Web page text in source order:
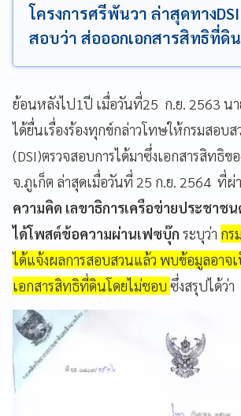
โครงการศรีพันวา ล่าสุดทาง
สอบว่า ส่อออกเอกสารสิทธิที่ดิ
ย้อนหลังไป1ปี เมื่อวันที่25 ก.ย. 2563 นา
ได้ยื่นเรื่องร้องทุกข์กล่าวโทษให้กรมสอบ
(DSI)ตรวจสอบการได้มาซึ่งเอกสารสิทธิข
จ.ภูเก็ต ล่าสุดเมื่อวันที่ 25 ก.ย. 2564 ที่ผ่
ความคิด เลขาธิการเครือข่ายประชาช
ได้โพสต์ข้อความผ่านเฟซบุ๊ก ระบุว่า กร
ได้แจ้งผลการสอบสวนแล้ว พบข้อมูลอาจ
เอกสารสิทธิที่ดินโดยไม่ชอบ ซึ่งสรุปได้ว่า